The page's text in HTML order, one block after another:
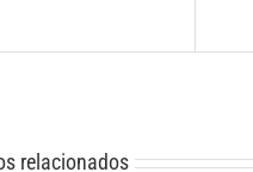
relacionados